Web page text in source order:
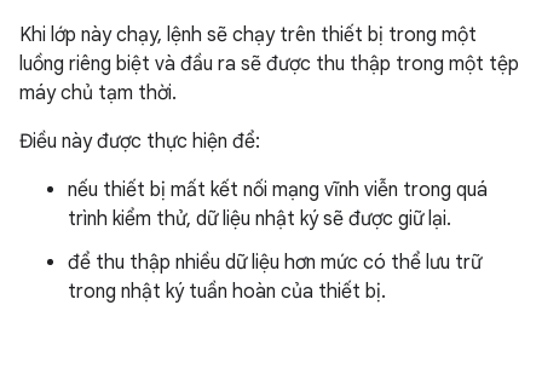
Khi lớp này chạy, lệnh sẽ chạy trên thiết bị trong một
luồng riêng biệt và đầu ra sẽ được thu thập trong một tệp
máy chủ tạm thời.
Điều này được thực hiện để:
nếu thiết bị mất kết nối mạng vĩnh viễn trong quá
trình kiểm thử, dữ liệu nhật ký sẽ được giữ lại.
để thu thập nhiều dữ liệu hơn mức có thể lưu trữ
trong nhật ký tuần hoàn của thiết bị.